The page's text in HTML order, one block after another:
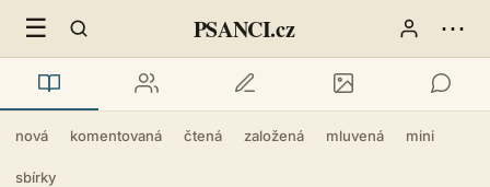
☰ PSANCI.cz ⋯
nová komentovaná čtená založená mluvená mini
sbírky